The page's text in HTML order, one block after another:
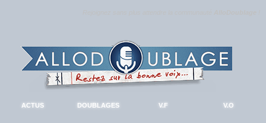
ACTUS DOUBLAGES V.F V.O